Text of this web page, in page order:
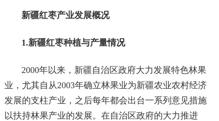
新疆红枣产业发展概况
1.新疆红枣种植与产量情况
2000年以来，新疆自治区政府大力发展特色林果
业，尤其自从2003年确立林果业为新疆农业农村经济
发展的支柱产业，之后每年都会出台一系列意见措施
以扶持林果产业的发展。在自治区政府的大力推进